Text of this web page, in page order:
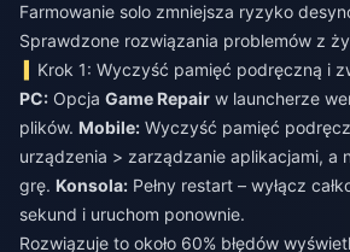
Farmowanie solo zmniejsza ryzyko
Sprawdzone rozwiązania problemów z
Krok 1: Wyczyść pamięć podręczną i
PC: Opcja Game Repair w launcherze
plików. Mobile: Wyczyść pamięć
urządzenia > zarządzanie aplikacjami, a
grę. Konsola: Pełny restart – wyłącz
sekund i uruchom ponownie.
Rozwiązuje to około 60% błędów